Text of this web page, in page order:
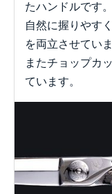
たハンドルです。
自然に握りやす
を両立させていま
またチョップカ
ています。